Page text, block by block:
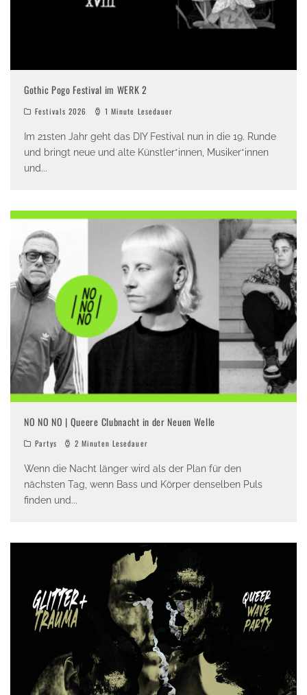
Gothic Pogo Festival im WERK 2
Festivals 2026 1 Minute Lesedauer
Im 21sten Jahr geht das DIY Festival nun in die 19. Runde
und bringt neue und alte Künstler*innen, Musiker*innen
und...
NO NO NO | Queere Clubnacht in der Neuen Welle
Partys 2 Minuten Lesedauer
Wenn die Nacht länger wird als der Plan für den
nächsten Tag, wenn Bass und Körper denselben Puls
finden und...